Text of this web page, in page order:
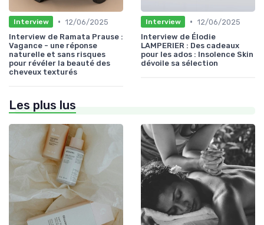
Interview • 12/06/2025
Interview de Ramata Prause :
Vagance - une réponse
naturelle et sans risques
pour révéler la beauté des
cheveux texturés
Interview • 12/06/2025
Interview de Élodie
LAMPERIER : Des cadeaux
pour les ados : Insolence Skin
dévoile sa sélection
Les plus lus